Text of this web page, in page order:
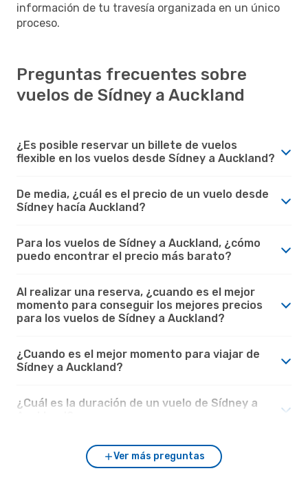
información de tu travesía organizada en un único
proceso.
Preguntas frecuentes sobre
vuelos de Sídney a Auckland
¿Es posible reservar un billete de vuelos
flexible en los vuelos desde Sídney a Auckland?
De media, ¿cuál es el precio de un vuelo desde
Sídney hacía Auckland?
Para los vuelos de Sídney a Auckland, ¿cómo
puedo encontrar el precio más barato?
Al realizar una reserva, ¿cuando es el mejor
momento para conseguir los mejores precios
para los vuelos de Sídney a Auckland?
¿Cuando es el mejor momento para viajar de
Sídney a Auckland?
¿Cuál es la duración de un vuelo de Sídney a
Ver más preguntas